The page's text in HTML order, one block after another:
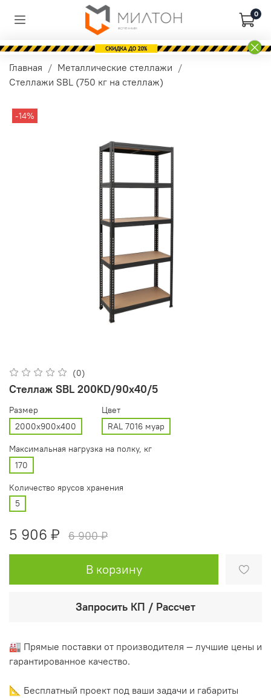
0
Главная
Металлические стеллажи
Стеллажи SBL (750 кг на стеллаж)
-14%
(0)
Стеллаж SBL 200KD/90x40/5
Размер
2000x900x400
Цвет
RAL 7016 муар
Максимальная нагрузка на полку, кг
170
Количество ярусов хранения
5
5 906 ₽ 6 900 ₽
В корзину
Запросить КП / Рассчет
🏭 Прямые поставки от производителя — лучшие цены и
гарантированное качество.
📐 Бесплатный проект под ваши задачи и габариты